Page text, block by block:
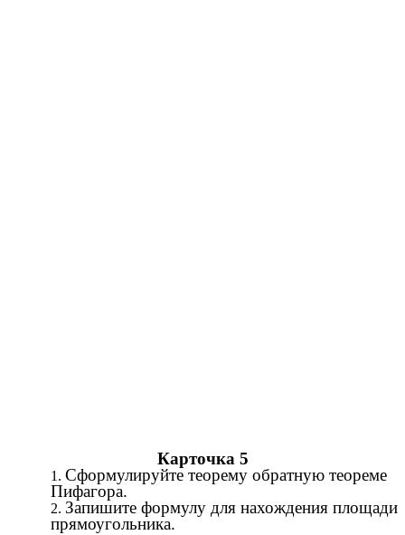
Карточка 5
Сформулируйте теорему обратную теореме
Пифагора.
Запишите формулу для нахождения площади
прямоугольника.